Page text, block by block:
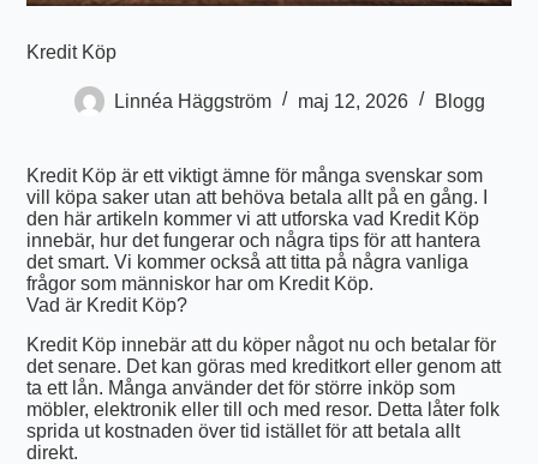
Kredit Köp
Linnéa Häggström maj 12, 2026 Blogg
Kredit Köp är ett viktigt ämne för många svenskar som
vill köpa saker utan att behöva betala allt på en gång. I
den här artikeln kommer vi att utforska vad Kredit Köp
innebär, hur det fungerar och några tips för att hantera
det smart. Vi kommer också att titta på några vanliga
frågor som människor har om Kredit Köp.
Vad är Kredit Köp?
Kredit Köp innebär att du köper något nu och betalar för
det senare. Det kan göras med kreditkort eller genom att
ta ett lån. Många använder det för större inköp som
möbler, elektronik eller till och med resor. Detta låter folk
sprida ut kostnaden över tid istället för att betala allt
direkt.